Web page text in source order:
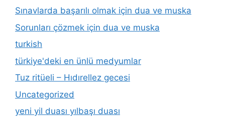
Sınavlarda başarılı olmak için dua ve muska
Sorunları çözmek için dua ve muska
turkish
türkiye'deki en ünlü medyumlar
Tuz ritüeli – Hıdırellez gecesi
Uncategorized
yeni yil duası yılbaşı duası